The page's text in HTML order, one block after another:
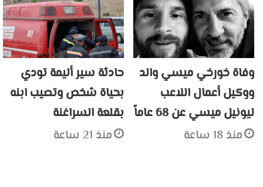
وفاة خورخي ميسي والد
ووكيل أعمال اللاعب
ليونيل ميسي عن 68 عاماً
منذ 18 ساعة
حادثة سير أليمة تودي
بحياة شخص وتصيب ابنه
بقلعة السراغنة
منذ 21 ساعة